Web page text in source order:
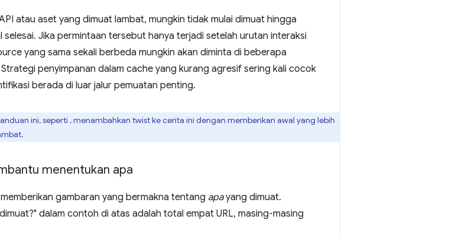
atau aset yang dimuat lambat, mungkin tidak mulai dimuat hingga
selesai. Jika permintaan tersebut hanya terjadi setelah urutan interaksi
yang sama sekali berbeda mungkin akan diminta di beberapa
penyimpanan dalam cache yang kurang agresif sering kali cocok
berada di luar jalur pemuatan penting.
ini, seperti , menambahkan twist ke cerita ini dengan memberikan awal yang lebih
menentukan apa
gambaran yang bermakna tentang apayang dimuat.
dalam contoh di atas adalah total empat URL, masing-masing